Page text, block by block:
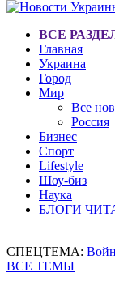
ВСЕ
Главная
Украина
Город
Мир
Все
Россия
Бизнес
Спорт
Lifestyle
Шоу-биз
Наука
БЛОГИ
СПЕЦТЕМА:
ВСЕ ТЕМЫ